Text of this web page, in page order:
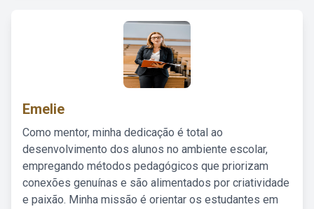
Emelie
Como mentor, minha dedicação é total ao
desenvolvimento dos alunos no ambiente escolar,
empregando métodos pedagógicos que priorizam
conexões genuínas e são alimentados por criatividade
e paixão. Minha missão é orientar os estudantes em